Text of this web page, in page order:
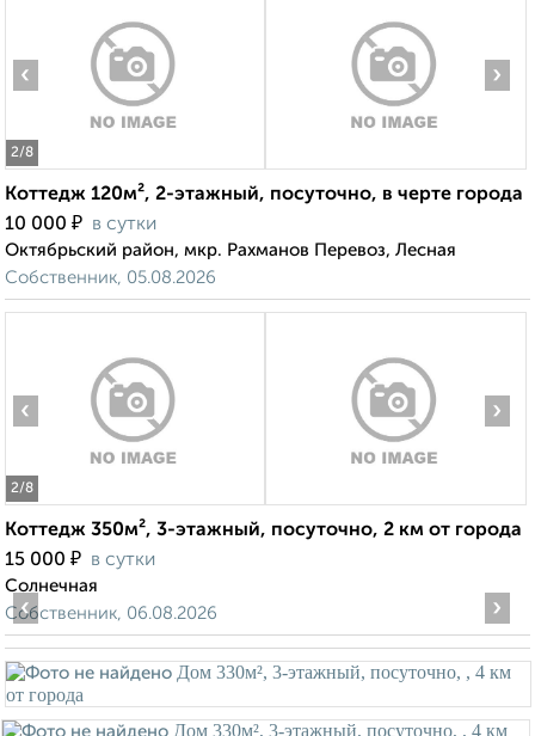
2/8
‹ ›
Коттедж 120м², 2-этажный, посуточно, в черте города
10 000 ₽ в сутки
Октябрьский район, мкр. Рахманов Перевоз, Лесная
Собственник, 05.08.2026
2/8
‹ ›
Коттедж 350м², 3-этажный, посуточно, 2 км от города
15 000 ₽ в сутки
Солнечная
Собственник, 06.08.2026
‹ ›